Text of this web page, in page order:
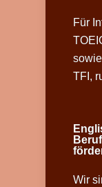
Für
TFI,
Wir